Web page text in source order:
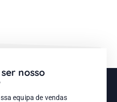
nosso
equipa de vendas